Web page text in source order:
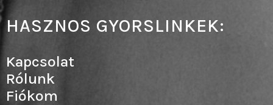
HASZNOS GYORSLINKEK:
Kapcsolat
Rólunk
Fiókom